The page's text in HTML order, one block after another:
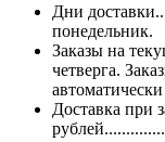
Дни
понедельник.
Заказы на
четверга.
Доставка при